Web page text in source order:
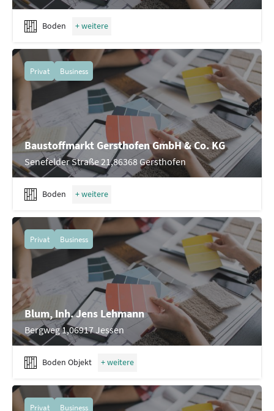
Boden
Baustoffmarkt Gersthofen GmbH & Co. KG
Senefelder Straße 21,86368 Gersthofen
Privat Business
Boden
Blum, Inh. Jens Lehmann
Bergweg 1,06917 Jessen
Privat Business
Boden Objekt
Privat Business